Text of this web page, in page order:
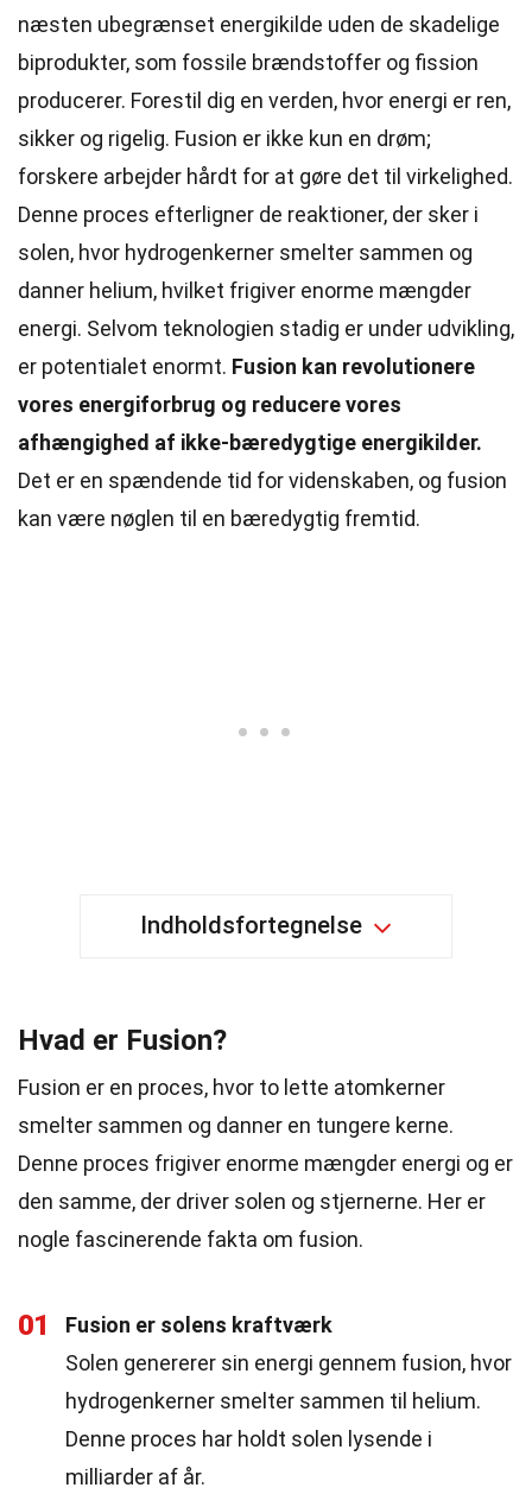
næsten ubegrænset energikilde uden de skadelige
biprodukter, som fossile brændstoffer og fission
producerer. Forestil dig en verden, hvor energi er ren,
sikker og rigelig. Fusion er ikke kun en drøm;
forskere arbejder hårdt for at gøre det til virkelighed.
Denne proces efterligner de reaktioner, der sker i
solen, hvor hydrogenkerner smelter sammen og
danner helium, hvilket frigiver enorme mængder
energi. Selvom teknologien stadig er under udvikling,
er potentialet enormt. Fusion kan revolutionere
vores energiforbrug og reducere vores
afhængighed af ikke-bæredygtige energikilder.
Det er en spændende tid for videnskaben, og fusion
kan være nøglen til en bæredygtig fremtid.
Indholdsfortegnelse
Hvad er Fusion?
Fusion er en proces, hvor to lette atomkerner
smelter sammen og danner en tungere kerne.
Denne proces frigiver enorme mængder energi og er
den samme, der driver solen og stjernerne. Her er
nogle fascinerende fakta om fusion.
01
Fusion er solens kraftværk
Solen genererer sin energi gennem fusion, hvor
hydrogenkerner smelter sammen til helium.
Denne proces har holdt solen lysende i
milliarder af år.